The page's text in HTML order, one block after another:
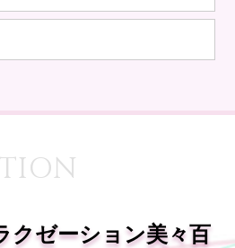
クゼーション美々百